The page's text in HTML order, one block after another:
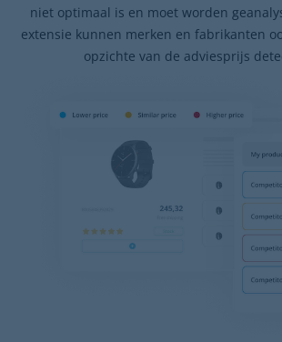
niet optimaal is en moet worden
extensie kunnen merken en fabrikanten
opzichte van de adviesprijs